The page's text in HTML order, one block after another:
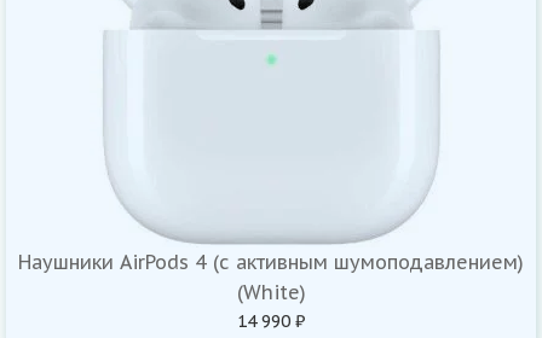
Наушники AirPods 4 (с активным шумоподавлением)
(White)
14 990 ₽